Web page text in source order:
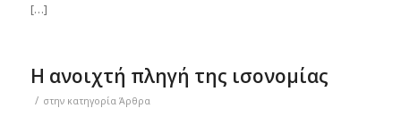
[…]
Η ανοιχτή πληγή της ισονομίας
/ στην κατηγορία Άρθρα